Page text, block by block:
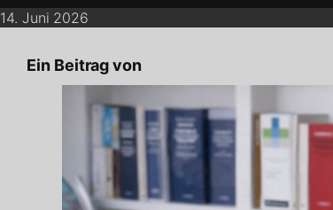
14. Juni 2026
Ein Beitrag von